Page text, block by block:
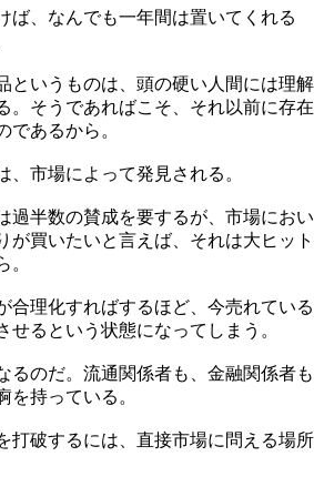
ば、なんでも一年間は置いてくれる
というものは、頭の硬い人間には理解
。そうであればこそ、それ以前に存在
であるから。
、市場によって発見される。
過半数の賛成を要するが、市場にお
が買いたいと言えば、それは大ヒッ
。
合理化すればするほど、今売れている
せるという状態になってしまう。
るのだ。流通関係者も、金融関係者も
を持っている。
打破するには、直接市場に問える場所